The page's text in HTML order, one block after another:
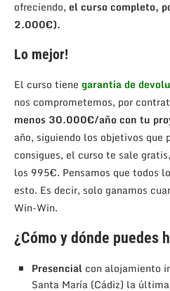
ofreciendo, el curso completo,
2.000€).
Lo mejor!
El curso tiene garantía de
nos comprometemos, por
menos 30.000€/año con tu
año, siguiendo los objetivos que
consigues, el curso te sale
los 995€. Pensamos que todos
esto. Es decir, solo ganamos
Win-Win.
¿Cómo y dónde puedes
Presencial con alojamiento
Santa María (Cádiz) la